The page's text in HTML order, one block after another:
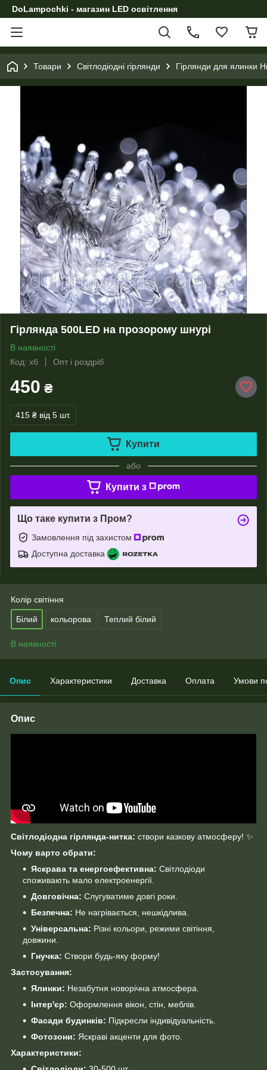
DoLampochki - магазин LED освітлення
Товари Світлодіодні гірлянди Гірлянди для ялинки
Гірлянда 500LED на прозорому шнурі
В наявності
Код: хб
Опт і роздріб
450 ₴
415 ₴ від 5 шт.
Купити
або
Купити з
Що таке купити з Пром?
Замовлення під захистом
Доступна доставка
Колір світіння
Білий кольорова Теплий білий
В наявності
Опис Характеристики Доставка Оплата Умови
Опис
Світлодіодна гірлянда-нитка: створи казкову атмосферу! ✨
Чому варто обрати:
Яскрава та енергоефективна: Світлодіоди
споживають мало електроенергії.
Довговічна: Слугуватиме довгі роки.
Безпечна: Не нагрівається, нешкідлива.
Універсальна: Різні кольори, режими світіння,
довжини.
Гнучка: Створи будь-яку форму!
Застосування:
Ялинки: Незабутня новорічна атмосфера.
Інтер'єр: Оформлення вікон, стін, меблів.
Фасади будинків: Підкресли індивідуальність.
Фотозони: Яскраві акценти для фото.
Характеристики: